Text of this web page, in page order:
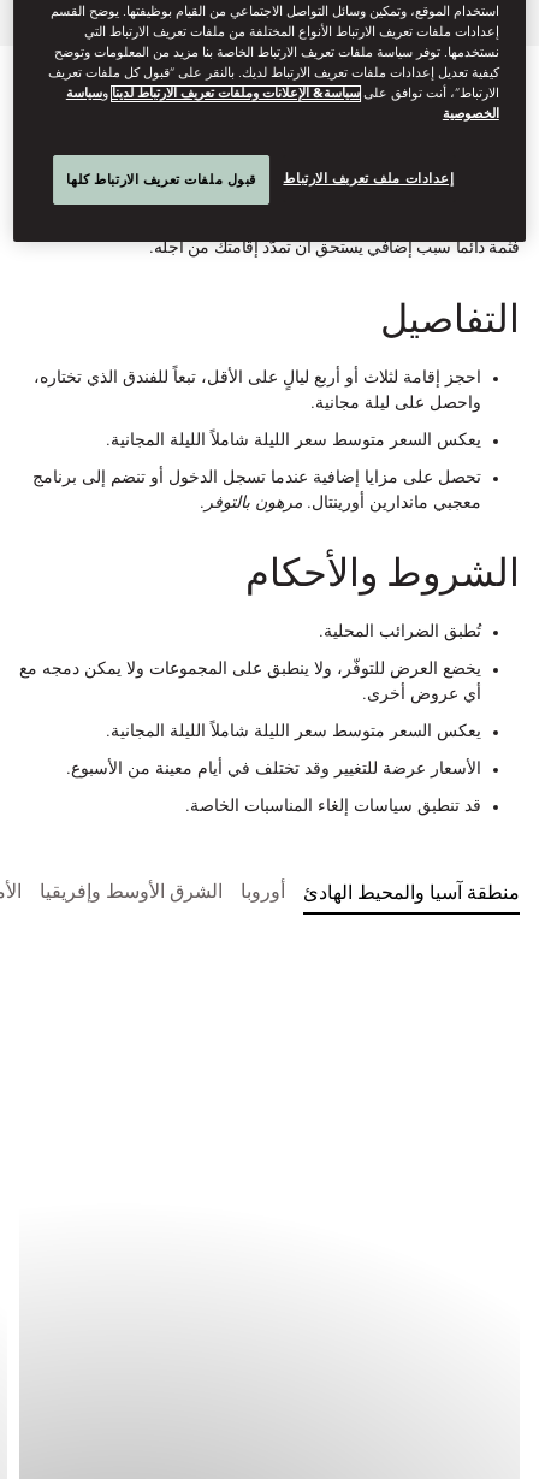
في هذا الصيف، امنح نفسك فرصة للتروِّي والاستجمام، وأفسح المجال
لذكرى أخرى جميلة. مع عرضنا الحصري، ستحصل على ليلة مجانية عندما
فثمة دائماً سبب إضافي يستحق أن تمدّد إقامتك من أجله.
التفاصيل
احجز إقامة لثلاث أو أربع ليالٍ على الأقل، تبعاً للفندق الذي تختاره،
واحصل على ليلة مجانية.
يعكس السعر متوسط سعر الليلة شاملاً الليلة المجانية.
تحصل على مزايا إضافية عندما تسجل الدخول أو تنضم إلى برنامج
معجبي ماندارين أورينتال. مرهون بالتوفر .
الشروط والأحكام
تُطبق الضرائب المحلية.
يخضع العرض للتوفّر، ولا ينطبق على المجموعات ولا يمكن دمجه مع
أي عروض أخرى.
يعكس السعر متوسط سعر الليلة شاملاً الليلة المجانية.
الأسعار عرضة للتغيير وقد تختلف في أيام معينة من الأسبوع.
قد تنطبق سياسات إلغاء المناسبات الخاصة.
منطقة آسيا والمحيط الهادئ أوروبا الشرق الأوسط وإفريقيا
استخدام الموقع، وتمكين وسائل التواصل الاجتماعي من القيام بوظيفتها. يوضح القسم
إعدادات ملفات تعريف الارتباط الأنواع المختلفة من ملفات تعريف الارتباط التي
نستخدمها. توفر سياسة ملفات تعريف الارتباط الخاصة بنا مزيد من المعلومات وتوضح
كيفية تعديل إعدادات ملفات تعريف الارتباط لديك. بالنقر على “قبول كل ملفات تعريف
الارتباط”، أنت توافق علىسياسة& الإعلانات وملفات تعريف الارتباط لدينا وسياسة
الخصوصية
إعدادات ملف تعريف الارتباط قبول ملفات تعريف الارتباط كلها